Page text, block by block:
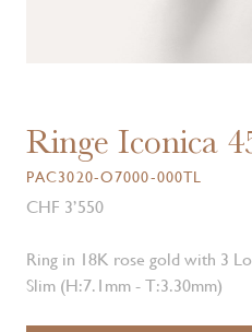
Ringe Iconica
PAC3020-O7000-000TL
CHF 3’550
Ring in 18K rose gold with 3
Slim (H:7.1mm - T:3.30mm)